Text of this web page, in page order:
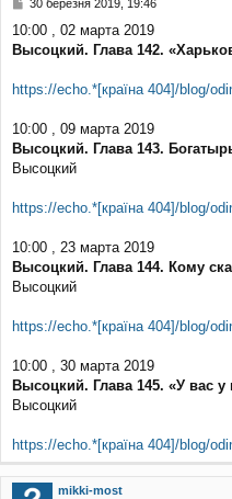
в
і
о
м
е
н
н
30 березня 2019, 19:46
10:00 , 02 марта 2019
Высоцкий. Глава 142.
https://echo.*[країна 404]/blog/
10:00 , 09 марта 2019
Высоцкий. Глава 143.
Высоцкий
https://echo.*[країна 404]/blog/
10:00 , 23 марта 2019
Высоцкий. Глава 144. Кому
Высоцкий
https://echo.*[країна 404]/blog/
10:00 , 30 марта 2019
Высоцкий. Глава 145. «У вас
Высоцкий
https://echo.*[країна 404]/blog/
mikki-most